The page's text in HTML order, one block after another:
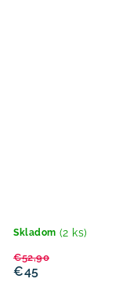
Skladom (2 ks)
€45
€52,90